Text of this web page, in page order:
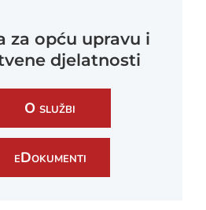
za opću upravu i
djelatnosti
O službi
eDokumenti